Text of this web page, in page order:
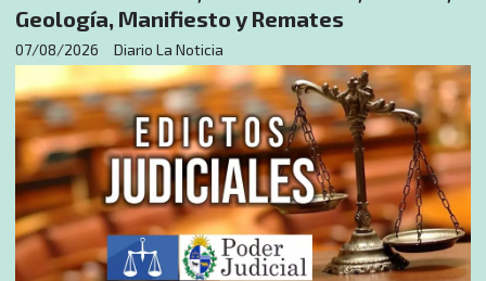
Geología, Manifiesto y Remates
Diario La Noticia
07/08/2026